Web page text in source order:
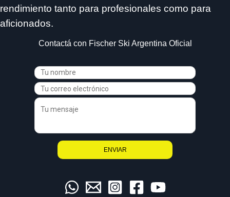
rendimiento tanto para profesionales como para
aficionados.
Contactá con Fischer Ski Argentina Oficial